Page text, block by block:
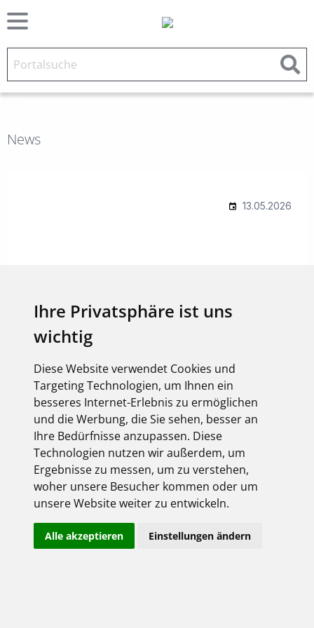
Ihre Privatsphäre ist uns
wichtig
Diese Website verwendet Cookies und
Targeting Technologien, um Ihnen ein
besseres Internet-Erlebnis zu ermöglichen
und die Werbung, die Sie sehen, besser an
Ihre Bedürfnisse anzupassen. Diese
Technologien nutzen wir außerdem, um
Ergebnisse zu messen, um zu verstehen,
woher unsere Besucher kommen oder um
unsere Website weiter zu entwickeln.
Alle akzeptieren Einstellungen ändern
News